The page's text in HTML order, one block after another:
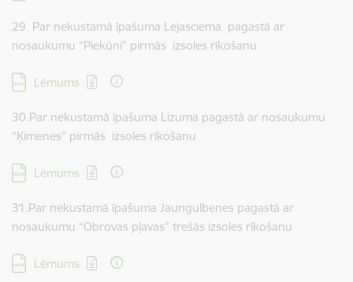
29. Par nekustamā īpašuma Lejasciema pagastā ar
nosaukumu “Piekūni” pirmās izsoles rīkošanu
Lejupielādēt:
Lēmums
30.Par nekustamā īpašuma Lizuma pagastā ar nosaukumu
“Ķimenes” pirmās izsoles rīkošanu
Lejupielādēt:
Lēmums
31.Par nekustamā īpašuma Jaungulbenes pagastā ar
nosaukumu “Obrovas pļavas” trešās izsoles rīkošanu
Lejupielādēt:
Lēmums